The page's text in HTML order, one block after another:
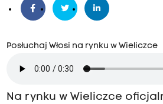
Posłuchaj Włosi na rynku w Wieliczce
Na rynku w Wieliczce